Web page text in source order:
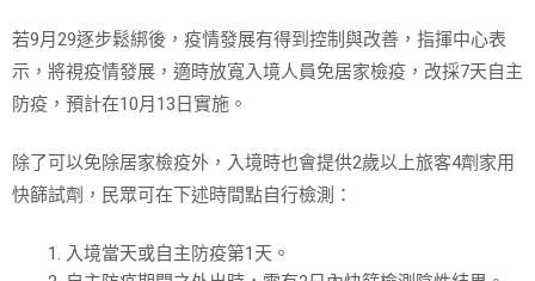
若9月29逐步鬆綁後，疫情發展有得到控制與改善，指揮中心表
示，將視疫情發展，適時放寬入境人員免居家檢疫，改採7天自主
防疫，預計在10月13日實施。
除了可以免除居家檢疫外，入境時也會提供2歲以上旅客4劑家用
快篩試劑，民眾可在下述時間點自行檢測：
入境當天或自主防疫第1天。